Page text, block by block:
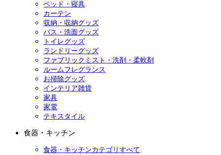
ベッド・寝具
カーテン
収納・収納グッズ
バス・洗面グッズ
トイレグッズ
ランドリーグッズ
ファブリックミスト・洗剤・柔軟剤
ルームフレグランス
お掃除グッズ
インテリア雑貨
家具
家電
テキスタイル
食器・キッチン
食器・キッチンカテゴリすべて